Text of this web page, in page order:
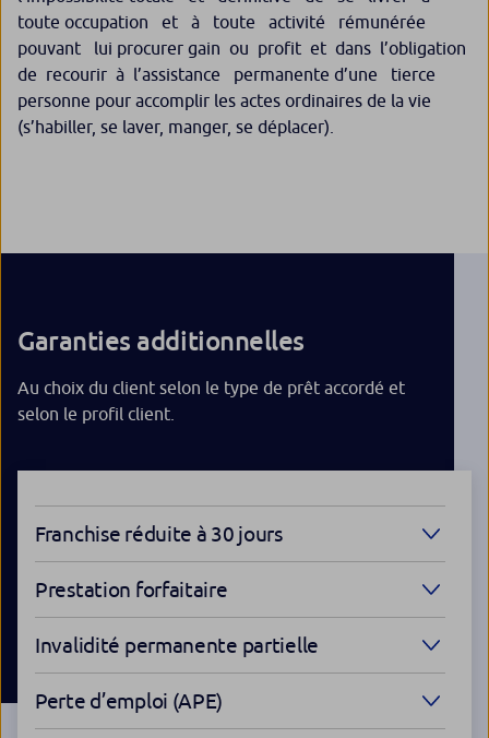
toute occupation et à toute activité rémunérée
pouvant lui procurer gain ou profit et dans l’obligation
de recourir à l’assistance permanente d’une tierce
personne pour accomplir les actes ordinaires de la vie
(s’habiller, se laver, manger, se déplacer).
Garanties additionnelles
Au choix du client selon le type de prêt accordé et
selon le profil client.
Franchise réduite à 30 jours
Prestation forfaitaire
Invalidité permanente partielle
Perte d’emploi (APE)